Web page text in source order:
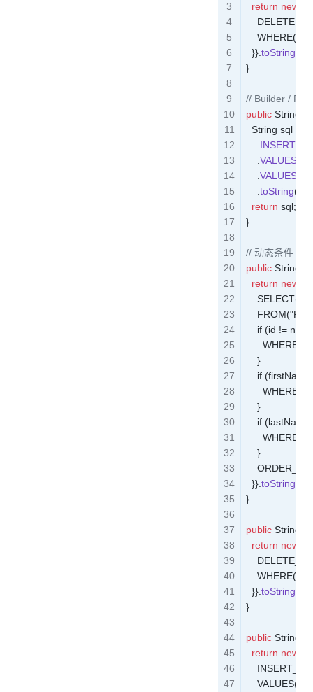
  return
new
WHERE("ID
  }}
toString
}
// Builder /
public String
  String
sql =
VALUES
VALUES
toString();
  return
sql;
}
// 动态条件（
public String
  return
new
if (id != null)
    }
if (firstName
    }
if (lastName
    }
  }}
toString
}
public String
  return
new
WHERE("ID
  }}
toString
}
public String
  return
new